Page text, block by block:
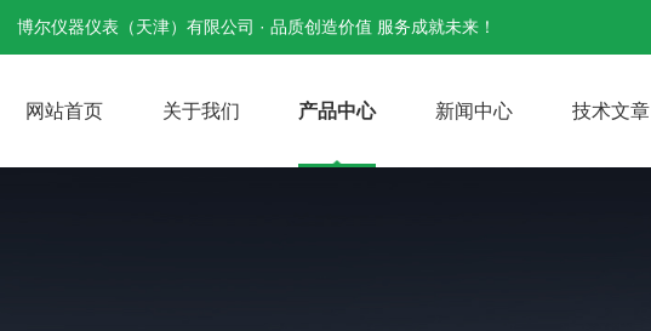
博尔仪器仪表（天津）有限公司 · 品质创造价值 服务成就未来！
网站首页 关于我们 产品中心 新闻中心 技术文章